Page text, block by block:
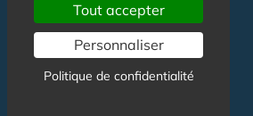
Actualité Maison de Santé
Agenda Maison de Santé
Flux RSS
Tout accepter
Personnaliser
Politique de confidentialité